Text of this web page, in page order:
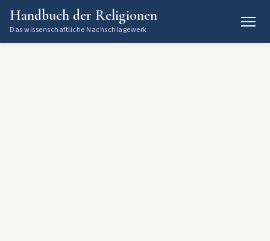
Handbuch der Religionen
Das wissenschaftliche Nachschlagewerk